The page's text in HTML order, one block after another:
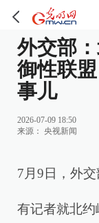
外交部
御性联
事儿
2026-07-09 18:50
来源： 央视新闻
7月9日，外
有记者就北约